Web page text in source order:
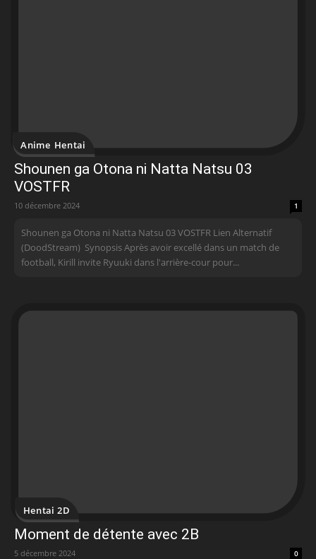
Anime Hentai
Shounen ga Otona ni Natta Natsu 03
VOSTFR
10 décembre 2024 1
Shounen ga Otona ni Natta Natsu 03 VOSTFR Lien Alternatif
(DoodStream) Synopsis Après avoir excellé dans un match de
football, Kirill invite Ryuuki dans l'arrière-cour pour...
Hentai 2D
Moment de détente avec 2B
5 décembre 2024 0